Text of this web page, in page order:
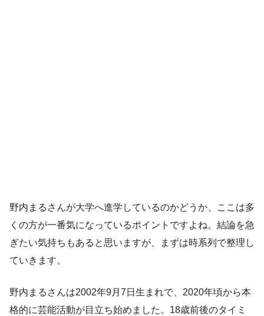
野内まるさんが大学へ進学しているのかどうか、ここは多
くの方が一番気になっているポイントですよね。結論を急
ぎたい気持ちもあると思いますが、まずは時系列で整理し
ていきます。
野内まるさんは2002年9月7日生まれで、2020年頃から本
格的に芸能活動が目立ち始めました。18歳前後のタイミ